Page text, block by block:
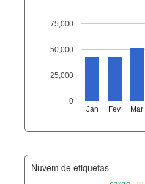
Jan Fev Mar
0
25,000
50,000
75,000
Nuvem de etiquetas